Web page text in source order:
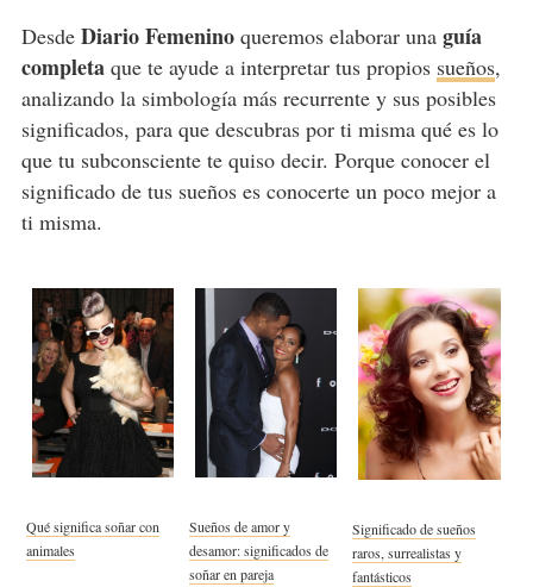
Desde Diario Femeninoqueremos elaborar una guía
completaque te ayude a interpretar tus propios sueños,
analizando la simbología más recurrente y sus posibles
significados, para que descubras por ti misma qué es lo
que tu subconsciente te quiso decir. Porque conocer el
significado de tus sueños es conocerte un poco mejor a
ti misma.
Qué significa soñar con
animales
Sueños de amor y
desamor: significados de
soñar en pareja
Significado de sueños
raros, surrealistas y
fantásticos